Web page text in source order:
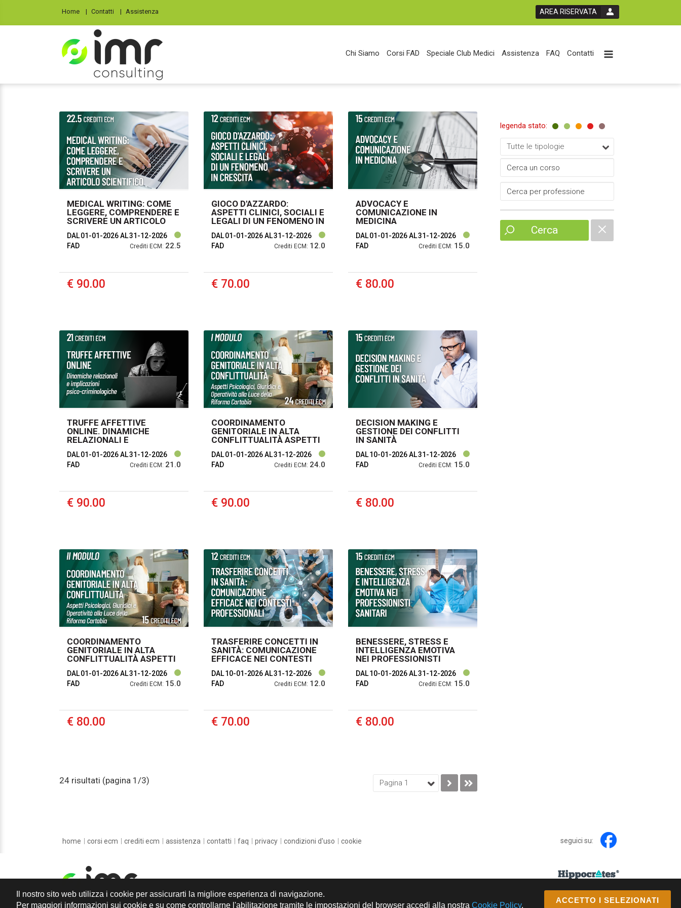
Il nostro sito web utilizza i cookie per assicurarti la migliore esperienza di navigazione.
Per maggiori informazioni sui cookie e su come controllarne l'abilitazione tramite le impostazioni del browser accedi alla nostra Cookie Policy.
ACCETTO I SELEZIONATI
Home Contatti Assistenza AREA RISERVATA
Chi Siamo Corsi FAD Speciale Club Medici Assistenza FAQ Contatti
legenda stato:
Tutte le tipologie
Cerca
MEDICAL WRITING: COME
LEGGERE, COMPRENDERE E
SCRIVERE UN ARTICOLO
DAL 01-01-2026AL 31-12-2026
FAD
Crediti ECM: 22.5
€ 90.00
GIOCO D'AZZARDO:
ASPETTI CLINICI, SOCIALI E
LEGALI DI UN FENOMENO IN
DAL 01-01-2026AL 31-12-2026
FAD
Crediti ECM: 12.0
€ 70.00
ADVOCACY E
COMUNICAZIONE IN
MEDICINA
DAL 01-01-2026AL 31-12-2026
FAD
Crediti ECM: 15.0
€ 80.00
TRUFFE AFFETTIVE
ONLINE. DINAMICHE
RELAZIONALI E
CRIMINOLOGICHE
DAL 01-01-2026AL 31-12-2026
FAD
Crediti ECM: 21.0
€ 90.00
COORDINAMENTO
GENITORIALE IN ALTA
CONFLITTUALITÀ ASPETTI
OPERATIVITÀ ALLA LUCE
DELLA RIFORMA CARTABIA
DAL 01-01-2026AL 31-12-2026
FAD
Crediti ECM: 24.0
€ 90.00
DECISION MAKING E
GESTIONE DEI CONFLITTI
IN SANITÀ
DAL 10-01-2026AL 31-12-2026
FAD
Crediti ECM: 15.0
€ 80.00
COORDINAMENTO
GENITORIALE IN ALTA
CONFLITTUALITÀ ASPETTI
OPERATIVITÀ ALLA LUCE
DELLA RIFORMA CARTABIA
DAL 01-01-2026AL 31-12-2026
FAD
Crediti ECM: 15.0
€ 80.00
TRASFERIRE CONCETTI IN
SANITÀ: COMUNICAZIONE
EFFICACE NEI CONTESTI
DAL 10-01-2026AL 31-12-2026
FAD
Crediti ECM: 12.0
€ 70.00
BENESSERE, STRESS E
INTELLIGENZA EMOTIVA
NEI PROFESSIONISTI
DAL 10-01-2026AL 31-12-2026
FAD
Crediti ECM: 15.0
€ 80.00
Pagina 1
24 risultati (pagina 1/3)
seguici su:
home corsi ecm crediti ecm assistenza contatti faq privacy condizioni d'uso cookie